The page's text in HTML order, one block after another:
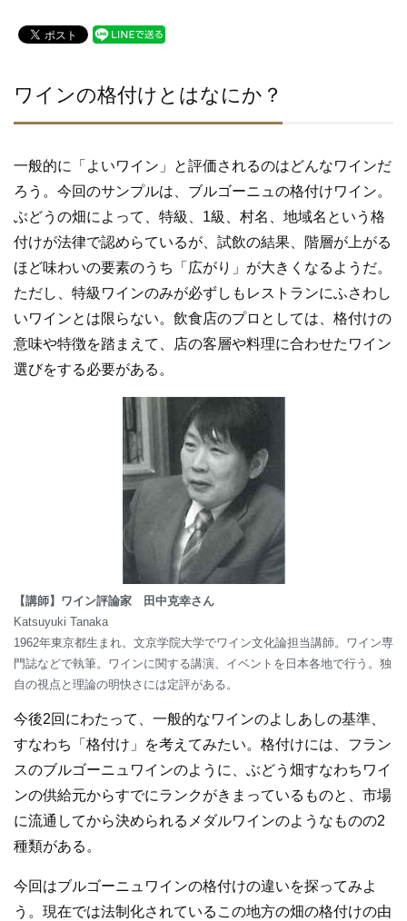
c
b
o
o
k
tt
e
ワインの格付けとはなにか？
一般的に「よいワイン」と評価されるのはどんなワインだ
ろう。今回のサンプルは、ブルゴーニュの格付けワイン。
ぶどうの畑によって、特級、1級、村名、地域名という格
付けが法律で認めらているが、試飲の結果、階層が上がる
ほど味わいの要素のうち「広がり」が大きくなるようだ。
ただし、特級ワインのみが必ずしもレストランにふさわし
いワインとは限らない。飲食店のプロとしては、格付けの
意味や特徴を踏まえて、店の客層や料理に合わせたワイン
選びをする必要がある。
【講師】ワイン評論家 田中克幸さん
Katsuyuki Tanaka
1962年東京都生まれ。文京学院大学でワイン文化論担当講師。ワイン専
門誌などで執筆。ワインに関する講演、イベントを日本各地で行う。独
自の視点と理論の明快さには定評がある。
今後2回にわたって、一般的なワインのよしあしの基準、
すなわち「格付け」を考えてみたい。格付けには、フラン
スのブルゴーニュワインのように、ぶどう畑すなわちワイ
ンの供給元からすでにランクがきまっているものと、市場
に流通してから決められるメダルワインのようなものの2
種類がある。
今回はブルゴーニュワインの格付けの違いを探ってみよ
う。現在では法制化されているこの地方の畑の格付けの由